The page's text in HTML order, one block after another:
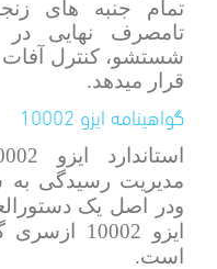
تمام جنبه های
تامصرف نهایی در
شستشو، کنترل
قرار میدهد.
گواهینامه ایزو 10002
استاندارد ایزو 10002 راتحت عنوان
مدیریت رسیدگی به
ودر اصل یک
ایزو
است.